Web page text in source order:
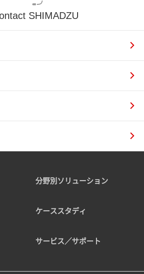
SHIMADZU
分野別ソリューション
ケーススタディ
サービス／サポート